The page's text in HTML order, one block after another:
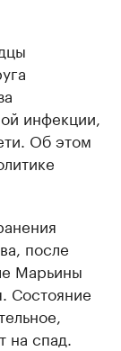
инфекции,
Об этом
после
Марьины
Состояние
на спад.